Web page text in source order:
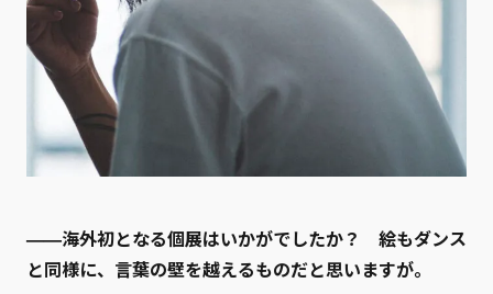
——海外初となる個展はいかがでしたか？ 絵もダンス
と同様に、言葉の壁を越えるものだと思いますが。